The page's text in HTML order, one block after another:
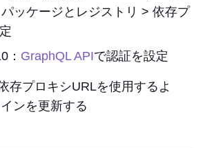
ッケージとレジストリ > 依存プ
： GraphQL APIで認証を設定
存プロキシURLを使用するよ
ンを更新する